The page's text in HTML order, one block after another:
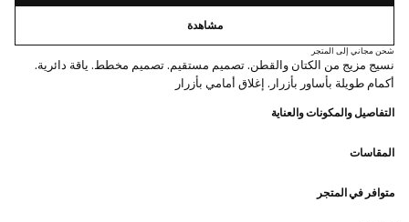
مشاهدة
شحن مجاني إلى المتجر
نسيج مزيج من الكتان والقطن. تصميم مستقيم. تصميم مخطط. ياقة دائرية.
أكمام طويلة بأساور بأزرار. إغلاق أمامي بأزرار
التفاصيل والمكونات والعناية
المقاسات
متوافر في المتجر